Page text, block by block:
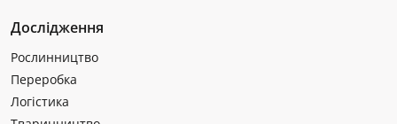
Дослідження
Рослинництво
Переробка
Логістика